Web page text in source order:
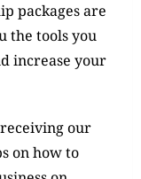
packages are
the tools you
increase your
our
on how to